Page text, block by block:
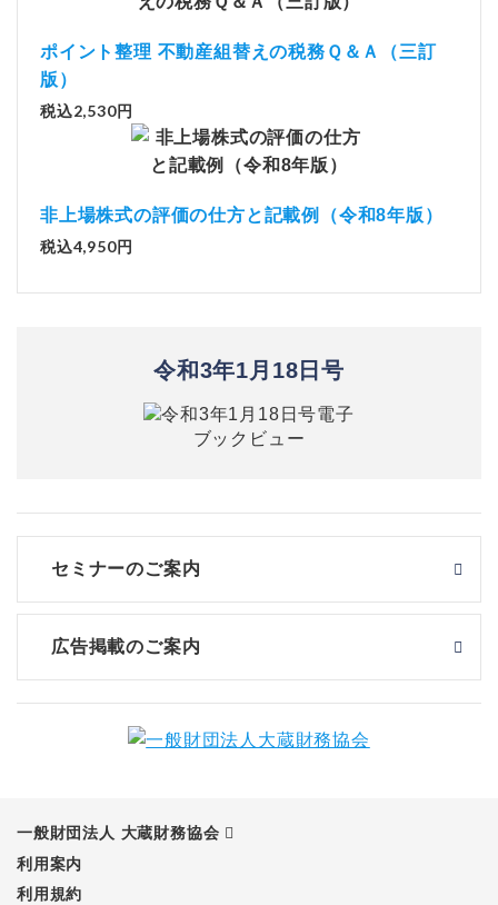
ポイント整理 不動産組替えの税務Ｑ＆Ａ（三訂
版）
税込2,530円
非上場株式の評価の仕方と記載例（令和8年版）
税込4,950円
令和3年1月18日号
セミナーのご案内
広告掲載のご案内
一般財団法人 大蔵財務協会
利用案内
利用規約